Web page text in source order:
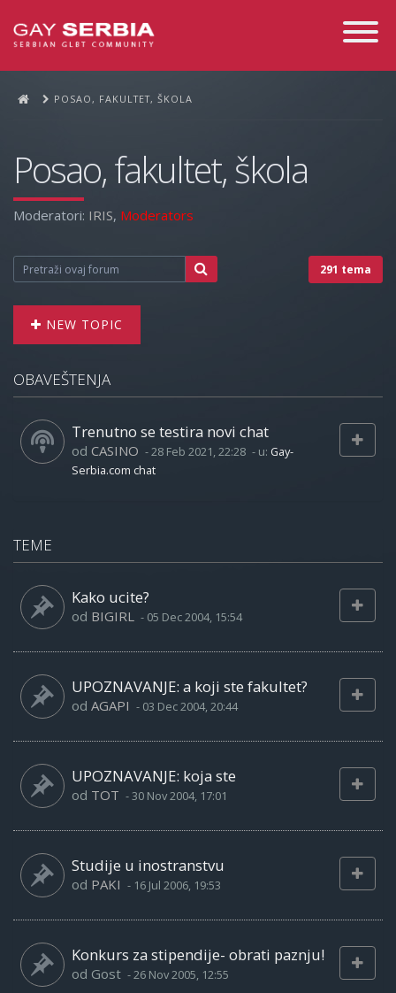
Toggle
POSAO, FAKULTET, ŠKOLA
Posao, fakultet, škola
Moderatori: IRIS, Moderators
291 tema
NEW TOPIC
OBAVEŠTENJA
Trenutno se testira novi chat
od CASINO -28 Feb 2021, 22:28 - u: Gay-
Serbia.com chat
TEME
Kako ucite?
od BIGIRL - 05 Dec 2004, 15:54
UPOZNAVANJE: a koji ste fakultet?
od AGAPI - 03 Dec 2004, 20:44
UPOZNAVANJE: koja ste
od TOT -30 Nov 2004, 17:01
Studije u inostranstvu
od PAKI - 16 Jul 2006, 19:53
Konkurs za stipendije- obrati paznju!
od Gost -26 Nov 2005, 12:55